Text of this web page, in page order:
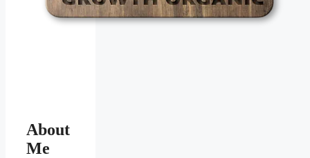
About
Me